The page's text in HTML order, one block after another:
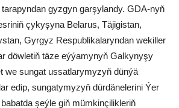
gyzgyn garşylandy. GDA-nyň
çykyşyna Belarus, Täjigistan,
Gyrgyz Respublikalaryndan wekiller
döwletiň täze eýýamynyň Galkynyşy
we sungat ussatlarymyzyň dünýä
edip, sungatymyzyň dürdänelerini Ýer
şeýle giň mümkinçilikleriň